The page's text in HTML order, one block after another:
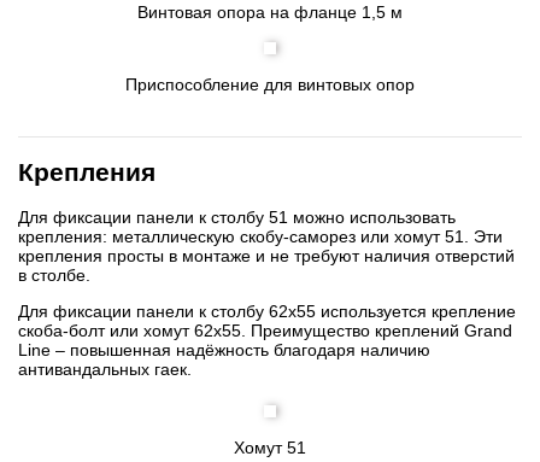
Винтовая опора на фланце 1,5 м
Приспособление для винтовых опор
Крепления
Для фиксации панели к столбу 51 можно использовать
крепления: металлическую скобу-саморез или хомут 51. Эти
крепления просты в монтаже и не требуют наличия отверстий
в столбе.
Для фиксации панели к столбу 62х55 используется крепление
скоба-болт или хомут 62х55. Преимущество креплений Grand
Line – повышенная надёжность благодаря наличию
антивандальных гаек.
Хомут 51